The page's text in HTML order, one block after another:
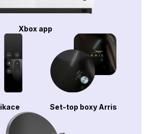
Xbox app
Set-top boxy Arris